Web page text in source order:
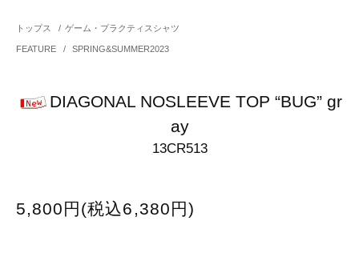
トップス / ゲーム・プラクティスシャツ
FEATURE / SPRING&SUMMER2023
DIAGONAL NOSLEEVE TOP “BUG” gr
ay
13CR513
5,800円(税込6,380円)